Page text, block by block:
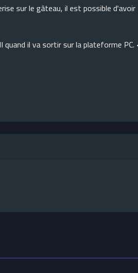
sur le gâteau, il est possible
il va sortir sur la plateforme PC.